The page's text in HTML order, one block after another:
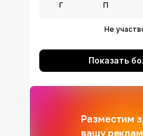
Г П
Не
Показать
Разместим
вашу